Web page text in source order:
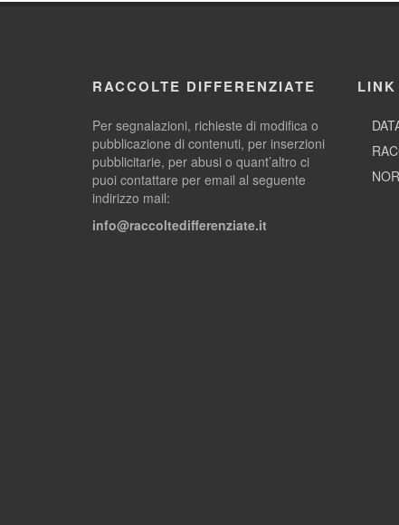
RACCOLTE DIFFERENZIATE
Per segnalazioni, richieste di modifica o
pubblicazione di contenuti, per inserzioni
pubblicitarie, per abusi o quant’altro ci
puoi contattare per email al seguente
indirizzo mail:
info@raccoltedifferenziate.it